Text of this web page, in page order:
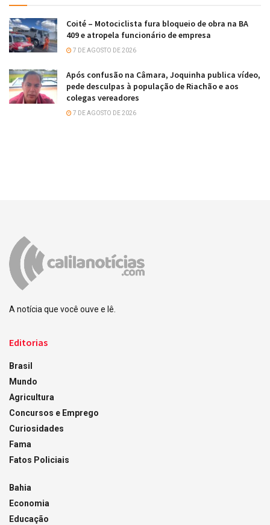
Coité – Motociclista fura bloqueio de obra na BA
409 e atropela funcionário de empresa
7 DE AGOSTO DE 2026
Após confusão na Câmara, Joquinha publica vídeo,
pede desculpas à população de Riachão e aos
colegas vereadores
7 DE AGOSTO DE 2026
A notícia que você ouve e lê.
Editorias
Brasil
Mundo
Agricultura
Concursos e Emprego
Curiosidades
Fama
Fatos Policiais
Bahia
Economia
Educação